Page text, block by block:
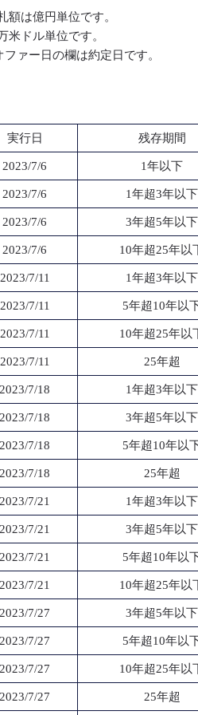
額は億円単位です。
米ドル単位です。
ァー日の欄は約定日です。
実行日 残存期間
2023/7/6 1年以下
2023/7/6 1年超3年以下
2023/7/6 3年超5年以下
2023/7/6 10年超25年以
2023/7/11 1年超3年以下
2023/7/11 5年超10年以
2023/7/11 10年超25年以
2023/7/11 25年超
2023/7/18 1年超3年以下
2023/7/18 3年超5年以下
2023/7/18 5年超10年以
2023/7/18 25年超
2023/7/21 1年超3年以下
2023/7/21 3年超5年以下
2023/7/21 5年超10年以
2023/7/21 10年超25年以
2023/7/27 3年超5年以下
2023/7/27 5年超10年以
2023/7/27 10年超25年以
2023/7/27 25年超